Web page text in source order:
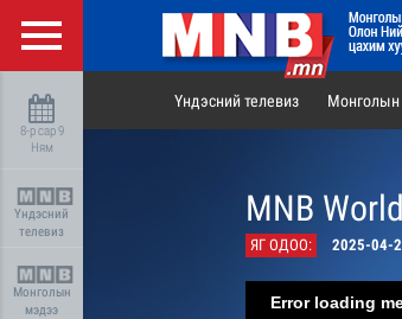
8-р сар 9
Ням
Үндэсний
телевиз
Монголын
мэдээ
Үндэсний телевиз
MNB
ЯГ ОДОО: 2025-04-
Error loading